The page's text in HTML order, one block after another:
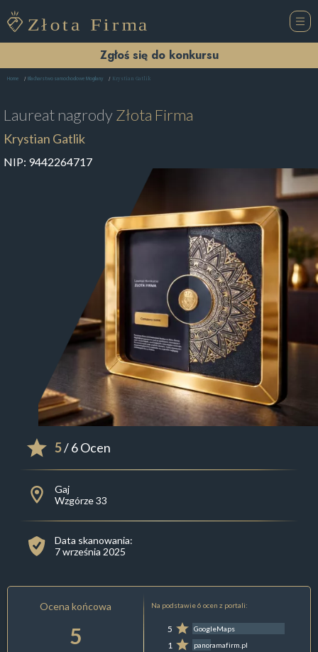
Zgłoś się do konkursu
Home Blacharstwo samochodowe Mogilany Krystian Gatlik
Laureat nagrodyZłota Firma
Krystian Gatlik
NIP: 9442264717
5/ 6 Ocen
Gaj
Wzgórze 33
Data skanowania:
7 września 2025
Ocena końcowa
5
Na podstawie 6 ocen z portali:
5 GoogleMaps
1 panoramafirm.pl